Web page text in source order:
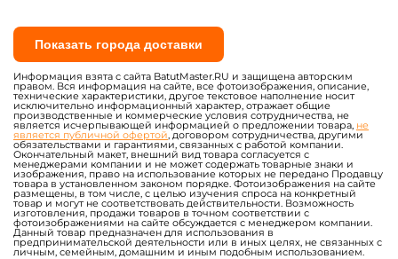
Показать города доставки
Информация взята с сайта BatutMaster.RU и защищена авторским
правом. Вся информация на сайте, все фотоизображения, описание,
технические характеристики, другое текстовое наполнение носит
исключительно информационный характер, отражает общие
производственные и коммерческие условия сотрудничества, не
является исчерпывающей информацией о предложении товара, не
является публичной офертой, договором сотрудничества, другими
обязательствами и гарантиями, связанных с работой компании.
Окончательный макет, внешний вид товара согласуется с
менеджерами компании и не может содержать товарные знаки и
изображения, право на использование которых не передано Продавцу
товара в установленном законом порядке. Фотоизображения на сайте
размещены, в том числе, с целью изучения спроса на конкретный
товар и могут не соответствовать действительности. Возможность
изготовления, продажи товаров в точном соответствии с
фотоизображениями на сайте обсуждается с менеджером компании.
Данный товар предназначен для использования в
предпринимательской деятельности или в иных целях, не связанных с
личным, семейным, домашним и иным подобным использованием.